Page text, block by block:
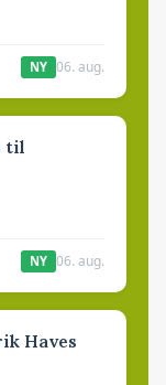
NY 06. aug.
til
NY 06. aug.
Haves